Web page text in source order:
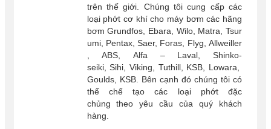
trên thế giới. Chúng tôi cung cấp các
loại phớt cơ khí cho máy bơm các hãng
bơm Grundfos, Ebara, Wilo, Matra, Tsur
umi, Pentax, Saer, Foras, Flyg, Allweiller
, ABS, Alfa – Laval, Shinko-
seiki, Sihi, Viking, Tuthill, KSB, Lowara,
Goulds, KSB. Bên cạnh đó chúng tôi có
thể chế tạo các loại phớt đặc
chủng theo yêu cầu của quý khách
hàng.